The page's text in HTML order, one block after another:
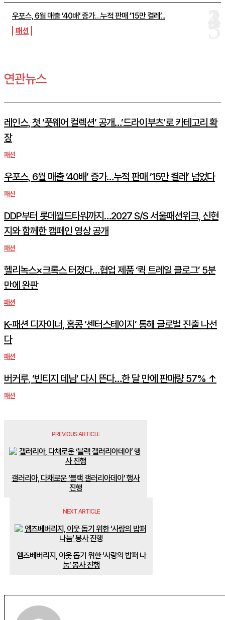
우포스, 6월 매출 ’40배’ 증가…누적 판매 ’15만 켤레’...
패션
연관뉴스
레인스, 첫 ‘풋웨어 컬렉션’ 공개…’드라이부츠’로 카테고리 확
장
패션
우포스, 6월 매출 ’40배’ 증가…누적 판매 ’15만 켤레’ 넘었다
패션
DDP부터 롯데월드타워까지…2027 S/S 서울패션위크, 신현
지와 함께한 캠페인 영상 공개
패션
헬리녹스×크록스 터졌다…협업 제품 ‘퀵 트레일 클로그’ 5분
만에 완판
패션
K-패션 디자이너, 홍콩 ‘센터스테이지’ 통해 글로벌 진출 나선
다
패션
버커루, ‘빈티지 데님’ 다시 뜬다…한 달 만에 판매량 57% ↑
패션
PREVIOUS ARTICLE
갤러리아, 다채로운 ‘블랙 갤러리아데이’ 행사
진행
NEXT ARTICLE
엠즈베버리지, 이웃 돕기 위한 ‘사랑의 밥퍼 나
눔’ 봉사 진행